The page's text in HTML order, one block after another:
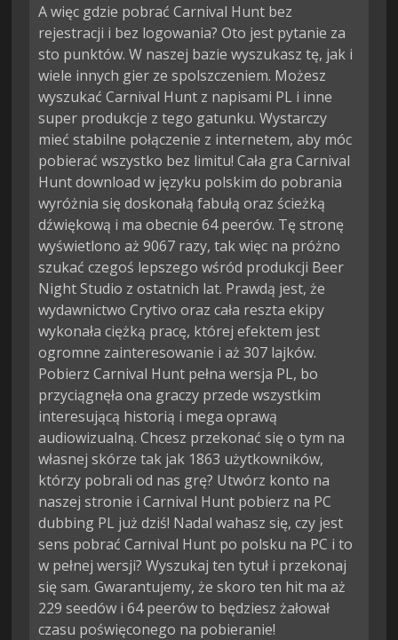
A więc gdzie pobrać Carnival Hunt bez
rejestracji i bez logowania? Oto jest pytanie za
sto punktów. W naszej bazie wyszukasz tę, jak i
wiele innych gier ze spolszczeniem. Możesz
wyszukać Carnival Hunt z napisami PL i inne
super produkcje z tego gatunku. Wystarczy
mieć stabilne połączenie z internetem, aby móc
pobierać wszystko bez limitu! Cała gra Carnival
Hunt download w języku polskim do pobrania
wyróżnia się doskonałą fabułą oraz ścieżką
dźwiękową i ma obecnie 64 peerów. Tę stronę
wyświetlono aż 9067 razy, tak więc na próżno
szukać czegoś lepszego wśród produkcji Beer
Night Studio z ostatnich lat. Prawdą jest, że
wydawnictwo Crytivo oraz cała reszta ekipy
wykonała ciężką pracę, której efektem jest
ogromne zainteresowanie i aż 307 lajków.
Pobierz Carnival Hunt pełna wersja PL, bo
przyciągnęła ona graczy przede wszystkim
interesującą historią i mega oprawą
audiowizualną. Chcesz przekonać się o tym na
własnej skórze tak jak 1863 użytkowników,
którzy pobrali od nas grę? Utwórz konto na
naszej stronie i Carnival Hunt pobierz na PC
dubbing PL już dziś! Nadal wahasz się, czy jest
sens pobrać Carnival Hunt po polsku na PC i to
w pełnej wersji? Wyszukaj ten tytuł i przekonaj
się sam. Gwarantujemy, że skoro ten hit ma aż
229 seedów i 64 peerów to będziesz żałował
czasu poświęconego na pobieranie!